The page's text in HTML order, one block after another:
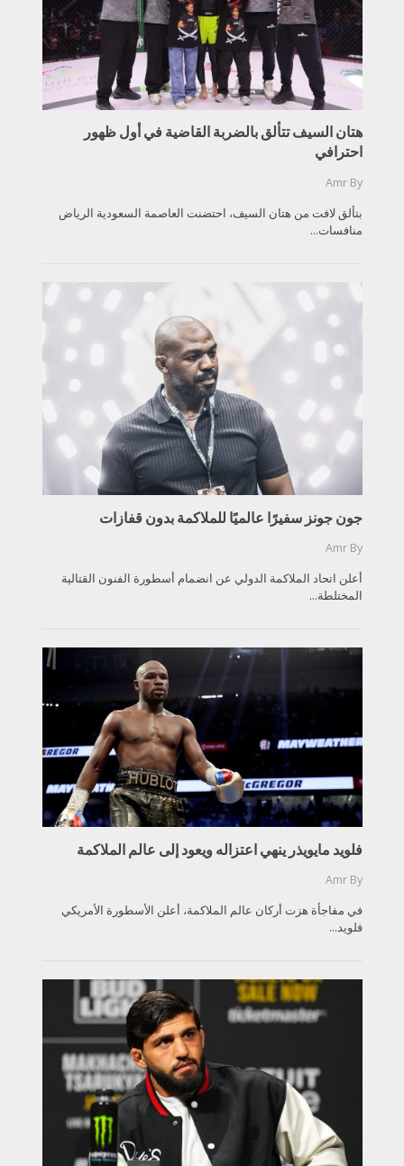
هتان السيف تتألق بالضربة القاضية في أول ظهور
احترافي
By
Amr
بتألق لافت من هتان السيف، احتضنت العاصمة السعودية الرياض
منافسات...
جون جونز سفيرًا عالميًا للملاكمة بدون قفازات
By
Amr
أعلن اتحاد الملاكمة الدولي عن انضمام أسطورة الفنون القتالية
المختلطة...
فلويد مايويذر ينهي اعتزاله ويعود إلى عالم الملاكمة
By
Amr
في مفاجأة هزت أركان عالم الملاكمة، أعلن الأسطورة الأمريكي
فلويد...